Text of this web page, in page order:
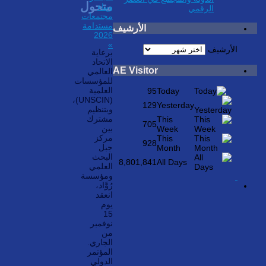
متحول
برعاية
الاتحاد
العالمي
للمؤسسات
العلمية
(UNSCIN)،
وبتنظيم
مشترك
بين
مركز
جبل
البحث
العلمي
ومؤسسة
رُوَّاد،
انعقد
يوم
15
نوفمبر
من
الجاري.
المؤتمر
الدولي
وبِناء
مجتمعات
مستدامة
2026
»
الرقمي
الأرشيف
الأرشيف
AE Visitor
Today
95
Yesterday
129
This
Week
705
This
Month
928
All Days
8,801,841